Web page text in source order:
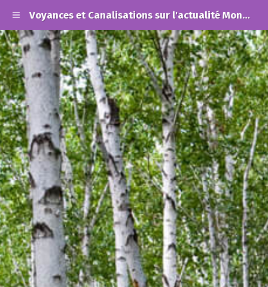
Voyances et Canalisations sur l'actualité Mondiale et les Alertes